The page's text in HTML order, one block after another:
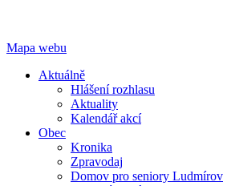
Mapa webu
Aktuálně
Hlášení rozhlasu
Aktuality
Kalendář akcí
Obec
Kronika
Zpravodaj
Domov pro seniory Ludmírov